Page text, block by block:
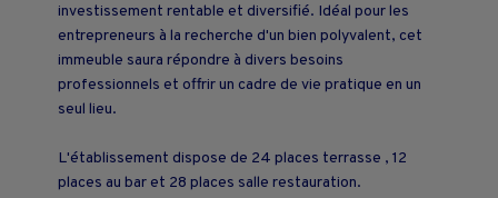
investissement rentable et diversifié. Idéal pour les
entrepreneurs à la recherche d'un bien polyvalent, cet
immeuble saura répondre à divers besoins
professionnels et offrir un cadre de vie pratique en un
seul lieu.
L'établissement dispose de 24 places terrasse , 12
places au bar et 28 places salle restauration.